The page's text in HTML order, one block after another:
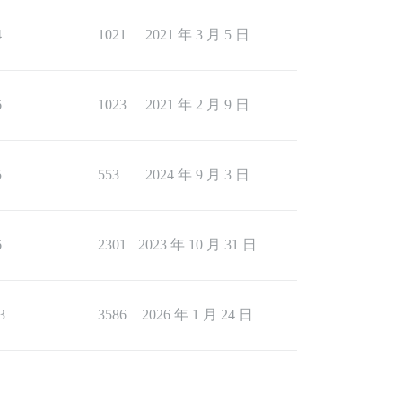
1021 2021 年 3 月 5 日
1023 2021 年 2 月 9 日
553 2024 年 9 月 3 日
2301 2023 年 10 月 31 日
3586 2026 年 1 月 24 日